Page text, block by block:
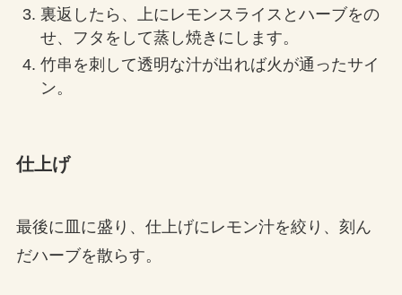
裏返したら、上にレモンスライスとハーブをの
せ、フタをして蒸し焼きにします。
竹串を刺して透明な汁が出れば火が通ったサイ
ン。
仕上げ
最後に皿に盛り、仕上げにレモン汁を絞り、刻ん
だハーブを散らす。